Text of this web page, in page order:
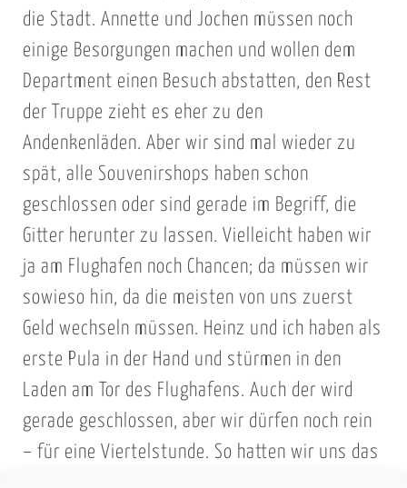
die Stadt. Annette und Jochen müssen noch
einige Besorgungen machen und wollen dem
Department einen Besuch abstatten, den Rest
der Truppe zieht es eher zu den
Andenkenläden. Aber wir sind mal wieder zu
spät, alle Souvenirshops haben schon
geschlossen oder sind gerade im Begriff, die
Gitter herunter zu lassen. Vielleicht haben wir
ja am Flughafen noch Chancen; da müssen wir
sowieso hin, da die meisten von uns zuerst
Geld wechseln müssen. Heinz und ich haben als
erste Pula in der Hand und stürmen in den
Laden am Tor des Flughafens. Auch der wird
gerade geschlossen, aber wir dürfen noch rein
– für eine Viertelstunde. So hatten wir uns das